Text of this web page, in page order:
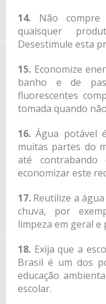
14.Não compre
quaisquer
Desestimule esta
15.Economize
banho e de
fluorescentes
tomada quando
16.Água potável
muitas partes do
até
economizar este
17.Reutilize a água
chuva, por
limpeza em geral
18.Exija que a
Brasil é um dos
educação
escolar.